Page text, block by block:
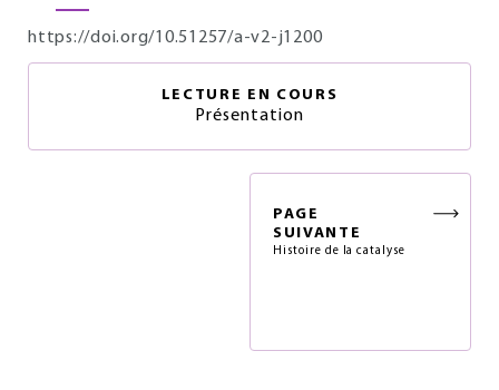
https://doi.org/10.51257/a-v2-j1200
LECTURE EN COURS
Présentation
PAGE
SUIVANTE
Histoire de la catalyse